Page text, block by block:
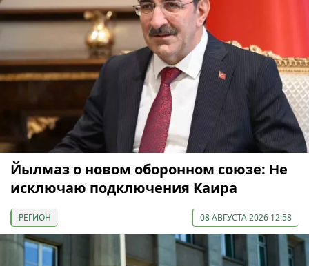
Йылмаз о новом оборонном союзе: Не
исключаю подключения Каира
РЕГИОН 08 АВГУСТА 2026 12:58